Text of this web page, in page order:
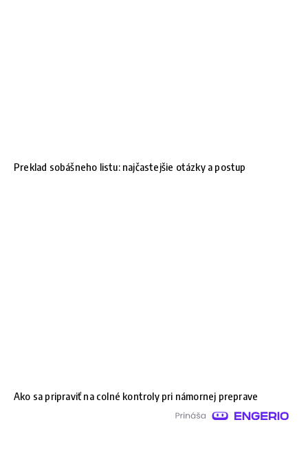
Preklad sobášneho listu: najčastejšie otázky a postup
Ako sa pripraviť na colné kontroly pri námornej preprave